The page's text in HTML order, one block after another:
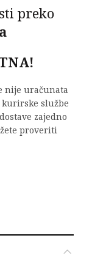
preko
nije uračunata
kurirske službe
zajedno
proveriti